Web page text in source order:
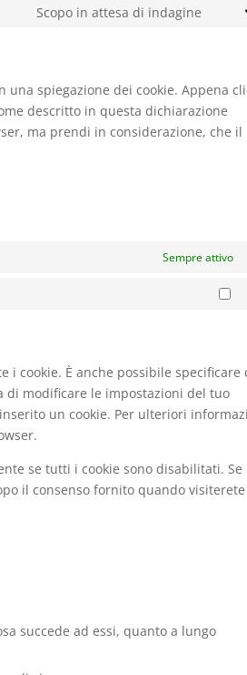
Scopo in attesa di indagine
varie
spiegazione dei cookie. Appena
descritto in questa dichiarazione
ma prendi in considerazione, che il
Sempre attivo
cookie. È anche possibile specificare
di modificare le impostazioni del tuo
un cookie. Per ulteriori
se tutti i cookie sono disabilitati. Se
il consenso fornito quando visiterete
succede ad essi, quanto a lungo